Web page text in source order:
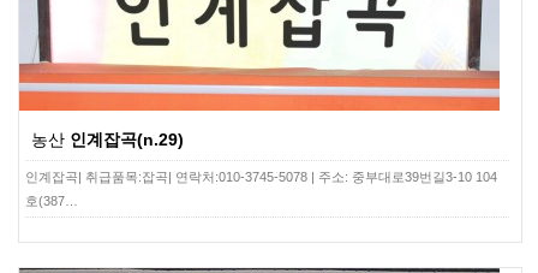
농산 인계잡곡(n.29)
인계잡곡| 취급품목:잡곡| 연락처:010-3745-5078 | 주소: 중부대로39번길3-10 104
호(387…